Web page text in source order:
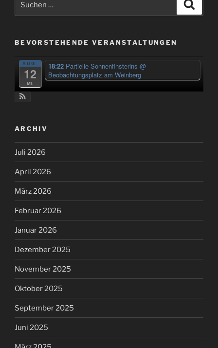
nach:
BEVORSTEHENDE VERANSTALTUNGEN
AUG.
12
Mi.
18:22 Partielle Sonnenfinsterins @
Beobachtungsplatz am Weinberg
ARCHIV
Juli 2026
April 2026
März 2026
Februar 2026
Januar 2026
Dezember 2025
November 2025
Oktober 2025
September 2025
Juni 2025